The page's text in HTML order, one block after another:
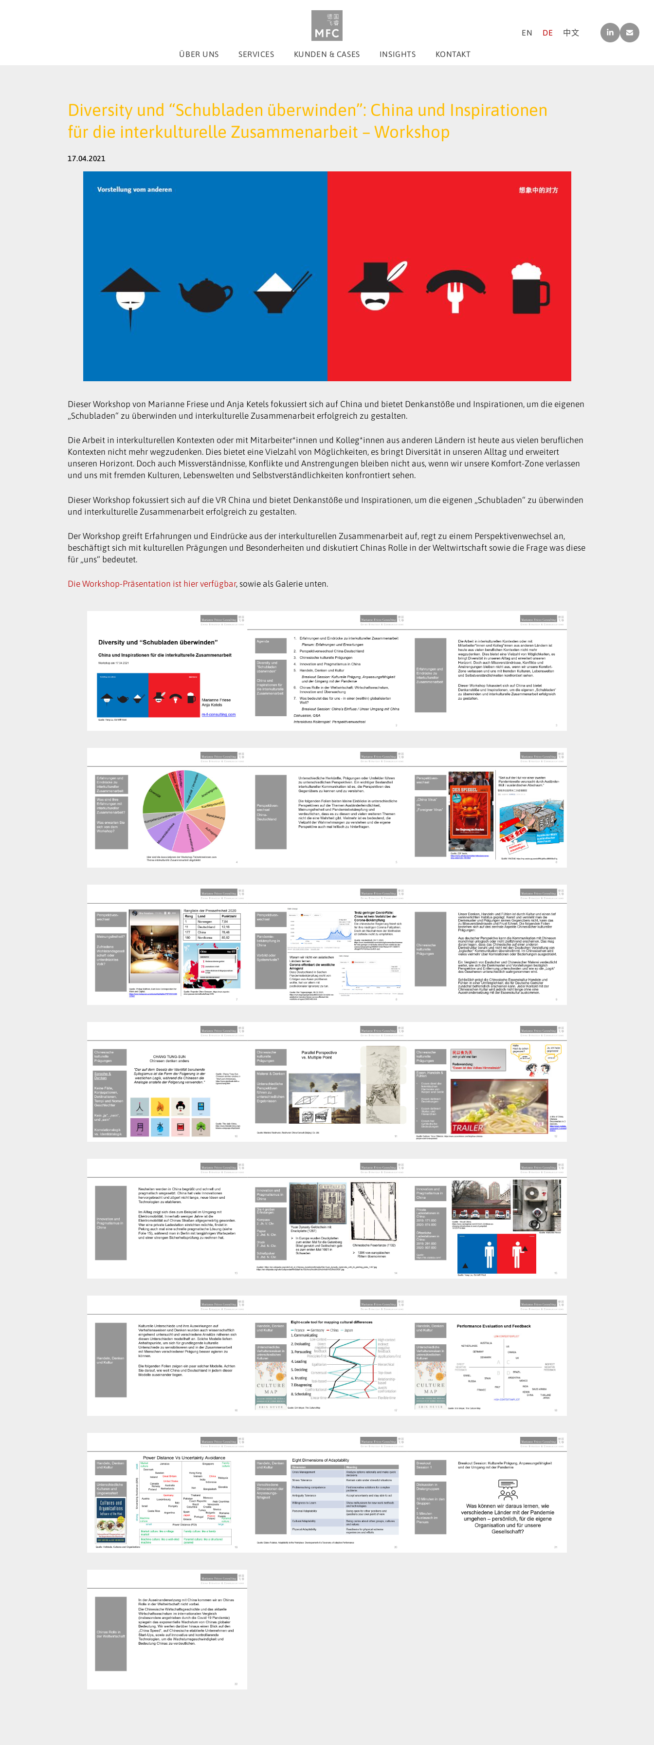
LINK
EDI
N
CO
NTA
CT[A
ÜBER UNS SERVICES KUNDEN & CASES INSIGHTS KONTAKT
EN DE 中文
Diversity und “Schubladen überwinden”: China und Inspirationen
für die interkulturelle Zusammenarbeit – Workshop
17.04.2021
Dieser Workshop von Marianne Friese und Anja Ketels fokussiert sich auf China und bietet Denkanstöße und Inspirationen, um die eigenen
„Schubladen“ zu überwinden und interkulturelle Zusammenarbeit erfolgreich zu gestalten.
Die Arbeit in interkulturellen Kontexten oder mit Mitarbeiter*innen und Kolleg*innen aus anderen Ländern ist heute aus vielen beruflichen
Kontexten nicht mehr wegzudenken. Dies bietet eine Vielzahl von Möglichkeiten, es bringt Diversität in unseren Alltag und erweitert
unseren Horizont. Doch auch Missverständnisse, Konflikte und Anstrengungen bleiben nicht aus, wenn wir unsere Komfort-Zone verlassen
und uns mit fremden Kulturen, Lebenswelten und Selbstverständlichkeiten konfrontiert sehen.
Dieser Workshop fokussiert sich auf die VR China und bietet Denkanstöße und Inspirationen, um die eigenen „Schubladen“ zu überwinden
und interkulturelle Zusammenarbeit erfolgreich zu gestalten.
Der Workshop greift Erfahrungen und Eindrücke aus der interkulturellen Zusammenarbeit auf, regt zu einem Perspektivenwechsel an,
beschäftigt sich mit kulturellen Prägungen und Besonderheiten und diskutiert Chinas Rolle in der Weltwirtschaft sowie die Frage was diese
für „uns“ bedeutet.
Die Workshop-Präsentation ist hier verfügbar, sowie als Galerie unten.